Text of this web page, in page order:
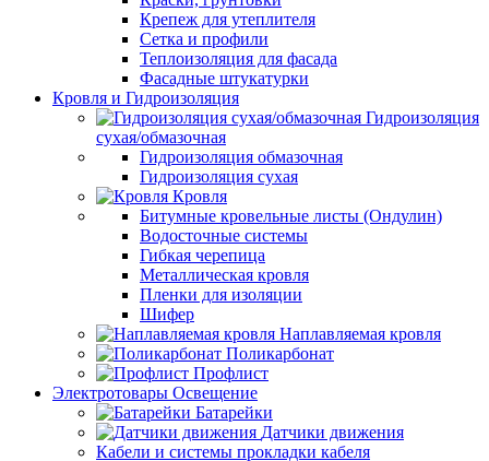
Крепеж для утеплителя
Сетка и профили
Теплоизоляция для фасада
Фасадные штукатурки
Кровля и Гидроизоляция
Гидроизоляция
сухая/обмазочная
Гидроизоляция обмазочная
Гидроизоляция сухая
Кровля
Битумные кровельные листы (Ондулин)
Водосточные системы
Гибкая черепица
Металлическая кровля
Пленки для изоляции
Шифер
Наплавляемая кровля
Поликарбонат
Профлист
Электротовары Освещение
Батарейки
Датчики движения
Кабели и системы прокладки кабеля